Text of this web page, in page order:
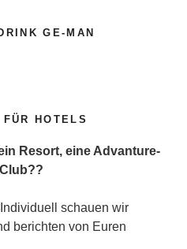
GE-MAN
HOTELS
Resort, eine Advanture-
schauen wir
berichten von Euren